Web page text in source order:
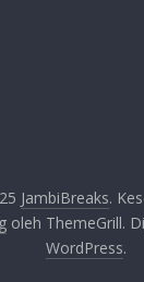
JambiBreaks.
oleh ThemeGrill.
WordPress.